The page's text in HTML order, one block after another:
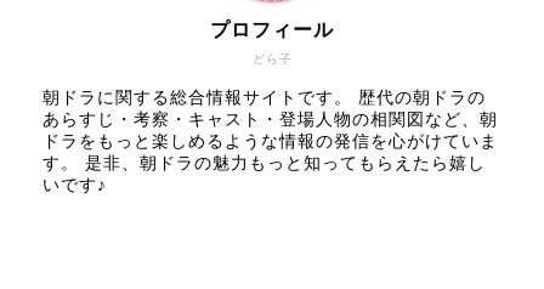
どら子
プロフィール
朝ドラに関する総合情報サイトです。 歴代の朝ドラの
あらすじ・考察・キャスト・登場人物の相関図など、朝
ドラをもっと楽しめるような情報の発信を心がけていま
す。 是非、朝ドラの魅力もっと知ってもらえたら嬉し
いです♪